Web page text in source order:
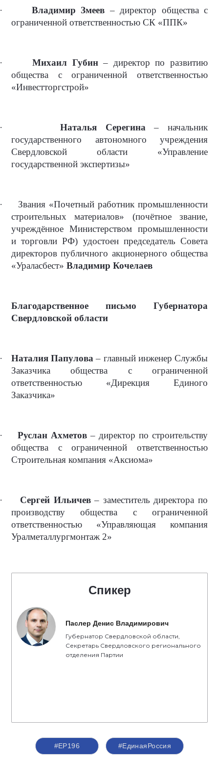
· Владимир Змеев – директор общества с
ограниченной ответственностью СК «ППК»
· Михаил Губин– директор по развитию
общества с ограниченной ответственностью
«Инвестторгстрой»
· Наталья Серегина – начальник
государственного автономного учреждения
Свердловской области «Управление
государственной экспертизы»
·
Звания «Почетный работник промышленности
строительных материалов» (почётное звание,
учреждённое Министерством промышленности
и торговли РФ) удостоен председатель Совета
директоров публичного акционерного общества
«Ураласбест» Владимир Кочелаев
Благодарственное письмо Губернатора
Свердловской области
· Наталия Папулова – главный инженер Службы
Заказчика общества с ограниченной
ответственностью «Дирекция Единого
Заказчика»
· Руслан Ахметов – директор по строительству
общества с ограниченной ответственностью
Строительная компания «Аксиома»
· Сергей Ильичев– заместитель директора по
производству общества с ограниченной
ответственностью «Управляющая компания
Уралметаллургмонтаж 2»
Спикер
Паслер Денис Владимирович
Губернатор Свердловской области,
Секретарь Свердловского регионального
отделения Партии
#ЕР196 #ЕдинаяРоссия